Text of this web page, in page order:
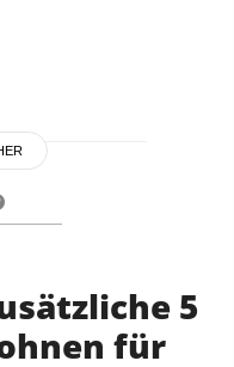
5
für